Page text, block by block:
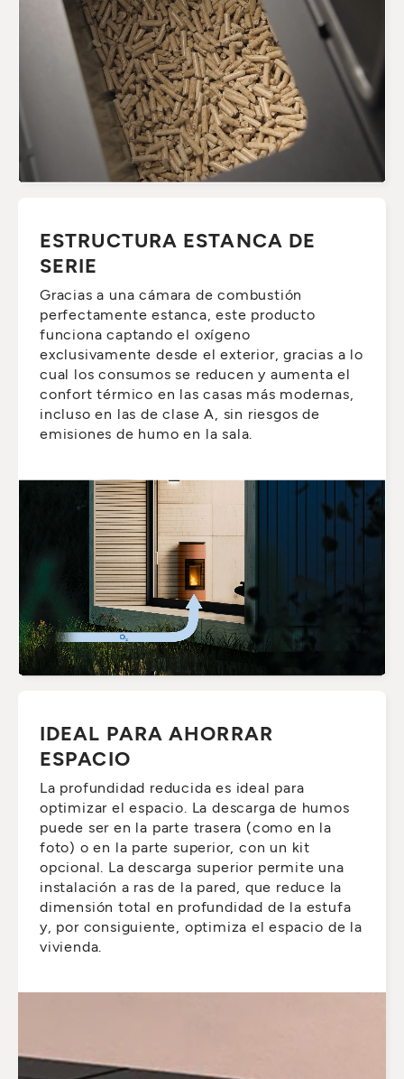
ESTRUCTURA ESTANCA DE
SERIE
Gracias a una cámara de combustión
perfectamente estanca, este producto
funciona captando el oxígeno
exclusivamente desde el exterior, gracias a lo
cual los consumos se reducen y aumenta el
confort térmico en las casas más modernas,
incluso en las de clase A, sin riesgos de
emisiones de humo en la sala.
IDEAL PARA AHORRAR
ESPACIO
La profundidad reducida es ideal para
optimizar el espacio. La descarga de humos
puede ser en la parte trasera (como en la
foto) o en la parte superior, con un kit
opcional. La descarga superior permite una
instalación a ras de la pared, que reduce la
dimensión total en profundidad de la estufa
y, por consiguiente, optimiza el espacio de la
vivienda.